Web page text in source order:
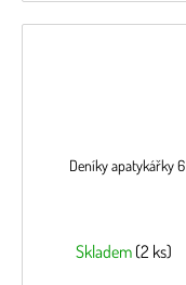
Deníky apatykářky 6
Skladem (2 ks)